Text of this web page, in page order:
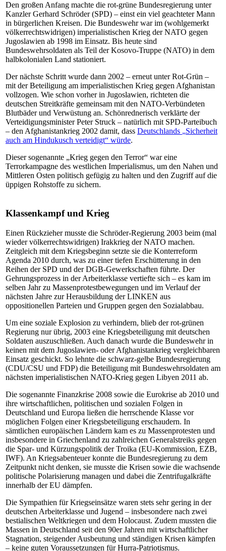
Den großen Anfang machte die rot-grüne Bundesregierung unter
Kanzler Gerhard Schröder (SPD) – einst ein viel geachteter Mann
in bürgerlichen Kreisen. Die Bundeswehr war im (wohlgemerkt
völkerrechtswidrigen) imperialistischen Krieg der NATO gegen
Jugoslawien ab 1998 im Einsatz. Bis heute sind
Bundeswehrsoldaten als Teil der Kosovo-Truppe (NATO) in dem
halbkolonialen Land stationiert.
Der nächste Schritt wurde dann 2002 – erneut unter Rot-Grün –
mit der Beteiligung am imperialistischen Krieg gegen Afghanistan
vollzogen. Wie schon vorher in Jugoslawien, richteten die
deutschen Streitkräfte gemeinsam mit den NATO-Verbündeten
Blutbäder und Verwüstung an. Schönrednerisch verklärte der
Verteidigungsminister Peter Struck – natürlich mit SPD-Parteibuch
– den Afghanistankrieg 2002 damit, dass Deutschlands „Sicherheit
auch am Hindukusch verteidigt“ würde.
Dieser sogenannte „Krieg gegen den Terror“ war eine
Terrorkampagne des westlichen Imperialismus, um den Nahen und
Mittleren Osten politisch gefügig zu halten und den Zugriff auf die
üppigen Rohstoffe zu sichern.
Klassenkampf und Krieg
Einen Rückzieher musste die Schröder-Regierung 2003 beim (mal
wieder völkerrechtswidrigen) Irakkrieg der NATO machen.
Zeitgleich mit dem Kriegsbeginn setzte sie die Konterreform
Agenda 2010 durch, was zu einer tiefen Erschütterung in den
Reihen der SPD und der DGB-Gewerkschaften führte. Der
Gehrungsprozess in der Arbeiterklasse vertiefte sich – es kam im
selben Jahr zu Massenprotestbewegungen und im Verlauf der
nächsten Jahre zur Herausbildung der LINKEN aus
oppositionellen Parteien und Gruppen gegen den Sozialabbau.
Um eine soziale Explosion zu verhindern, blieb der rot-grünen
Regierung nur übrig, 2003 eine Kriegsbeteiligung mit deutschen
Soldaten auszuschließen. Auch danach wurde die Bundeswehr in
keinen mit dem Jugoslawien- oder Afghanistankrieg vergleichbaren
Einsatz geschickt. So lehnte die schwarz-gelbe Bundesregierung
(CDU/CSU und FDP) die Beteiligung mit Bundeswehrsoldaten am
nächsten imperialistischen NATO-Krieg gegen Libyen 2011 ab.
Die sogenannte Finanzkrise 2008 sowie die Eurokrise ab 2010 und
ihre wirtschaftlichen, politischen und sozialen Folgen in
Deutschland und Europa ließen die herrschende Klasse vor
möglichen Folgen einer Kriegsbeteiligung erschaudern. In
sämtlichen europäischen Ländern kam es zu Massenprotesten und
insbesondere in Griechenland zu zahlreichen Generalstreiks gegen
die Spar- und Kürzungspolitik der Troika (EU-Kommission, EZB,
IWF). An Kriegsabenteuer konnte die Bundesregierung zu dem
Zeitpunkt nicht denken, sie musste die Krisen sowie die wachsende
politische Polarisierung managen und dabei die Zentrifugalkräfte
innerhalb der EU dämpfen.
Die Sympathien für Kriegseinsätze waren stets sehr gering in der
deutschen Arbeiterklasse und Jugend – insbesondere nach zwei
bestialischen Weltkriegen und dem Holocaust. Zudem mussten die
Massen in Deutschland seit den 90er Jahren mit wirtschaftlicher
Stagnation, steigender Ausbeutung und ständigen Krisen kämpfen
– keine guten Voraussetzungen für Hurra-Patriotismus.